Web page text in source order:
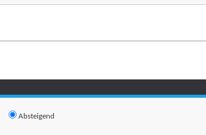
Absteigend